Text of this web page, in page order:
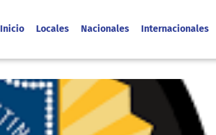
Inicio Locales Nacionales Internacionales